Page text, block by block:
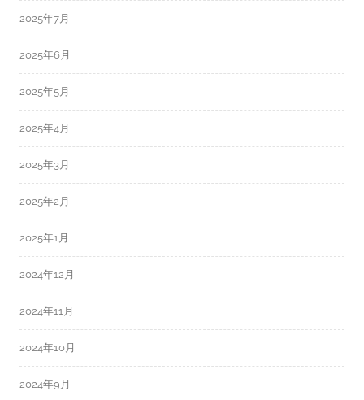
2025年7月
2025年6月
2025年5月
2025年4月
2025年3月
2025年2月
2025年1月
2024年12月
2024年11月
2024年10月
2024年9月